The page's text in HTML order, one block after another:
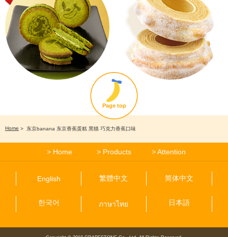
Page top
Home > 东京banana 东京香蕉蛋糕 黑猫 巧克力香蕉口味
> Home > Products >Attention
English 繁體中文 简体中文
한국어 ภาษาไทย 日本語